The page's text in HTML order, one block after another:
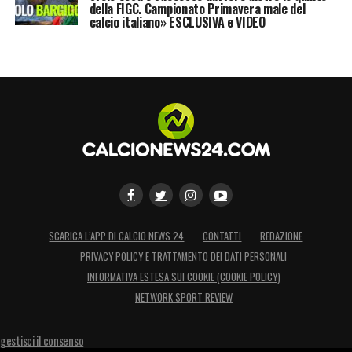
della FIGC. Campionato Primavera male del
calcio italiano» ESCLUSIVA e VIDEO
SCARICA L’APP DI CALCIO NEWS 24 CONTATTI
REDAZIONE
PRIVACY POLICY E TRATTAMENTO DEI DATI PERSONALI
INFORMATIVA ESTESA SUI COOKIE (COOKIE POLICY)
NETWORK SPORT REVIEW
gestisci il consenso